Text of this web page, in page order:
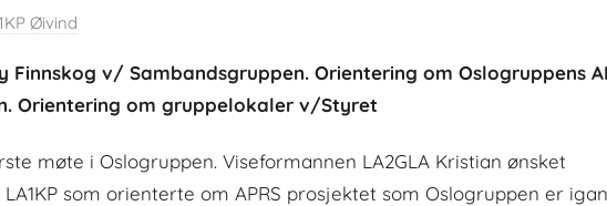
Øivind
v/ Sambandsgruppen. Orientering om Oslogruppens
Orientering om gruppelokaler v/Styret
møte i Oslogruppen. Viseformannen LA2GLA Kristian ønsket
som orienterte om APRS prosjektet som Oslogruppen er